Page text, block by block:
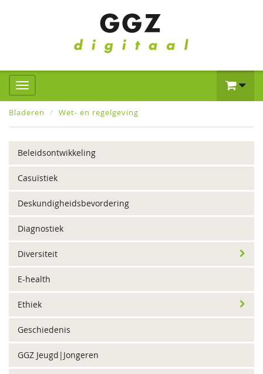
Bladeren Wet- en regelgeving
Beleidsontwikkeling
Casuïstiek
Deskundigheidsbevordering
Diagnostiek
Diversiteit
E-health
Ethiek
Geschiedenis
GGZ Jeugd|Jongeren